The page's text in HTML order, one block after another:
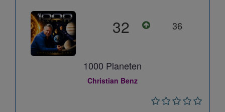
32 36
1000 Planeten
Christian Benz